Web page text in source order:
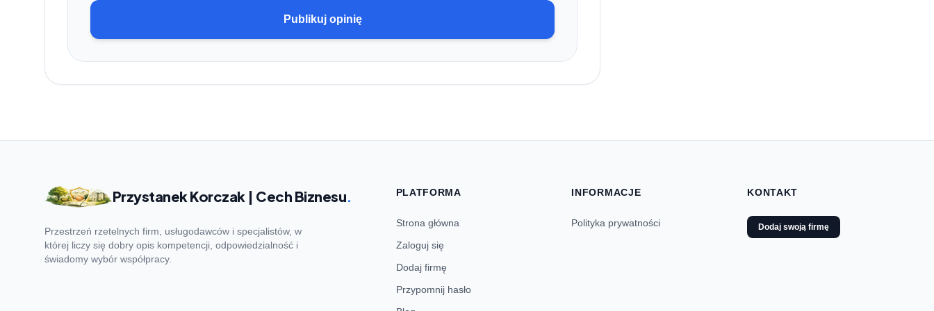
Publikuj opinię
Przystanek Korczak | Cech Biznesu.
Przestrzeń rzetelnych firm, usługodawców i specjalistów, w
której liczy się dobry opis kompetencji, odpowiedzialność i
świadomy wybór współpracy.
PLATFORMA
Strona główna
Zaloguj się
Dodaj firmę
Przypomnij hasło
INFORMACJE
Polityka prywatności
KONTAKT
Dodaj swoją firmę